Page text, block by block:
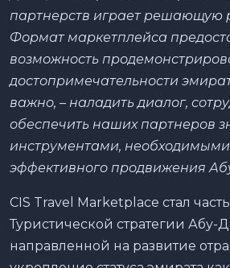
партнерств играет решающую
Форматмаркетплейса
возможность
достопримечательности
важно, – наладить диалог,
обеспечить наших партнеров
инструментами,
эффективного продвижения
CIS Travel Marketplace стал
Туристической стратегии Абу-
направленной на развитие